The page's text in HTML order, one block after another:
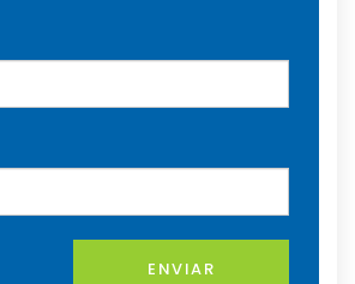
ENVIAR